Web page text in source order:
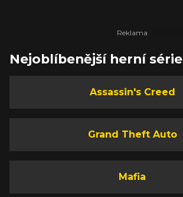
Nejoblíbenější herní série
Assassin's Creed
Grand Theft Auto
Mafia